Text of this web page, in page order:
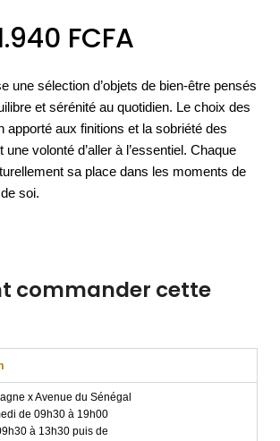
FCFA
une sélection d’objets de bien-être pensés
et sérénité au quotidien. Le choix des
apporté aux finitions et la sobriété des
volonté d’aller à l’essentiel. Chaque
sa place dans les moments de
soi.
commander cette
x Avenue du Sénégal
de 09h30 à 19h00
à 13h30 puis de